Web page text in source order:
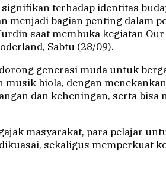
terhadap identitas
menjadi bagian penting dalam
saat membuka kegiatan
Sabtu (28/09).
generasi muda untuk
musik biola, dengan
dan keheningan, serta
masyarakat, para pelajar
sekaligus memperkuat